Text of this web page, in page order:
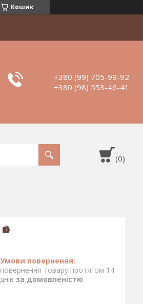
Кошик
+380 (99) 705-99-92
+380 (98) 553-46-41
повернення товару протягом 14
днів за домовленістю